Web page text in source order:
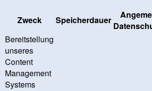
Zweck Speicherdauer
Bereitstellung
unseres
Content
Management
Systems